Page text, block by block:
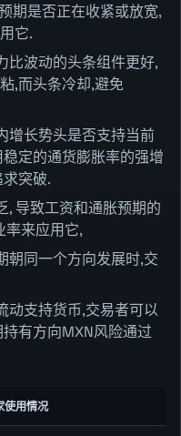
期是否正在收紧或放宽,
它.
比波动的头条组件更好,
,而头条冷却,避免
增长势头是否支持当前
定的通货膨胀率的强增
突破.
, 导致工资和通胀预期的
率来应用它,
朝同一个方向发展时,交
动支持货币,交易者可以
有方向MXN风险通过
使用情况